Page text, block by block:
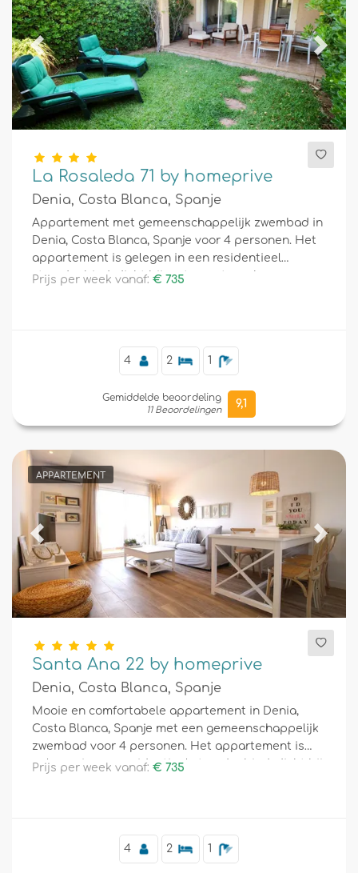
Previous Next
La Rosaleda 71 by homeprive
Denia, Costa Blanca, Spanje
Appartement met gemeenschappelijk zwembad in
Denia, Costa Blanca, Spanje voor 4 personen. Het
appartement is gelegen in een residentieel
strandgebied, dicht bij restaurants en bars,
Prijs per week vanaf: € 735
4 2 1
Gemiddelde beoordeling
11 Beoordelingen
9,1
APPARTEMENT
Previous Next
Santa Ana 22 by homeprive
Denia, Costa Blanca, Spanje
Mooie en comfortabele appartement in Denia,
Costa Blanca, Spanje met een gemeenschappelijk
zwembad voor 4 personen. Het appartement is
gelegen in een residentieel strandgebied, dicht bij
Prijs per week vanaf: € 735
4 2 1